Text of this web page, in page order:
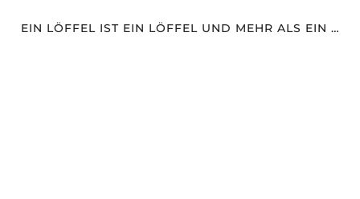
EIN LÖFFEL IST EIN LÖFFEL UND MEHR ALS EIN …